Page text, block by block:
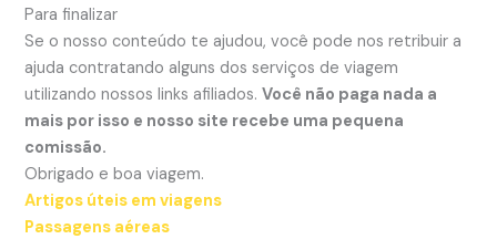
Para finalizar
Se o nosso conteúdo te ajudou, você pode nos retribuir a
ajuda contratando alguns dos serviços de viagem
utilizando nossos links afiliados.Você não paga nada a
mais por isso e nosso site recebe uma pequena
comissão.
Obrigado e boa viagem.
Artigos úteis em viagens
Passagens aéreas